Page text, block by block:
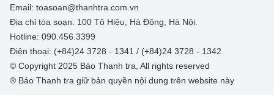
Email: toasoan@thanhtra.com.vn
Địa chỉ tòa soạn: 100 Tô Hiệu, Hà Đông, Hà Nội.
Hotline: 090.456.3399
Điện thoại: (+84)24 3728 - 1341 / (+84)24 3728 - 1342
© Copyright 2025 Báo Thanh tra, All rights reserved
® Báo Thanh tra giữ bản quyền nội dung trên website này